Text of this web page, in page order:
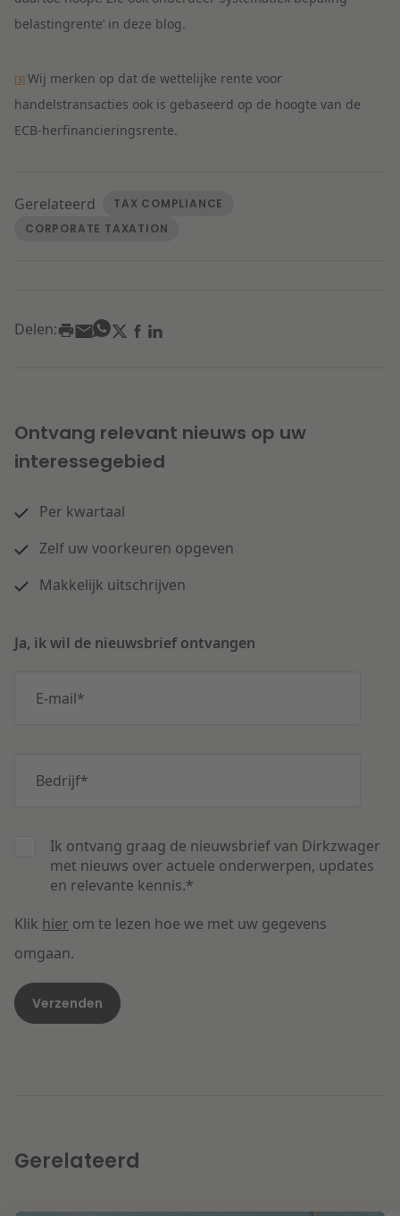
belastingrente’ in deze blog.
[3] Wij merken op dat de wettelijke rente voor
handelstransacties ook is gebaseerd op de hoogte van de
ECB-herfinancieringsrente.
Gerelateerd
TAX COMPLIANCE
CORPORATE TAXATION
Delen:
Ontvang relevant nieuws op uw
interessegebied
Per kwartaal
Zelf uw voorkeuren opgeven
Makkelijk uitschrijven
Ja, ik wil de nieuwsbrief ontvangen
E-mail*
Bedrijf*
Ik ontvang graag de nieuwsbrief van Dirkzwager
met nieuws over actuele onderwerpen, updates
en relevante kennis.*
Klik hier om te lezen hoe we met uw gegevens
omgaan.
Gerelateerd